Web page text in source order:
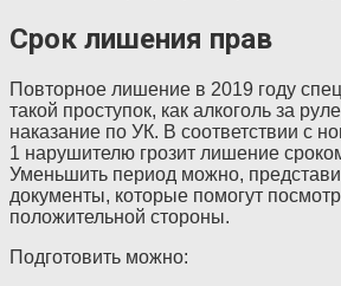
Срок лишения прав
Повторное лишение в 2019 году
такой проступок, как алкоголь за
наказание по УК. В соответствии с
1 нарушителю грозит лишение
Уменьшить период можно,
документы, которые помогут
положительной стороны.
Подготовить можно: